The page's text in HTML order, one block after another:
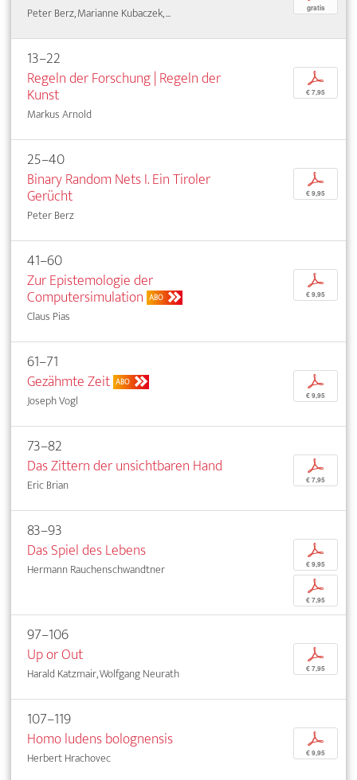
Peter Berz, Marianne Kubaczek, ... gratis
13–22
Regeln der Forschung | Regeln der
Kunst
Markus Arnold
p
€ 7,95
25–40
Binary Random Nets I. Ein Tiroler
Gerücht
Peter Berz
p
€ 9,95
41–60
Zur Epistemologie der
Computersimulation ABO
Claus Pias
p
€ 9,95
61–71
Gezähmte Zeit ABO
Joseph Vogl
p
€ 9,95
73–82
Das Zittern der unsichtbaren Hand
Eric Brian
p
€ 7,95
83–93
Das Spiel des Lebens
Hermann Rauchenschwandtner
p
€ 9,95
p
€ 7,95
97–106
Up or Out
Harald Katzmair, Wolfgang Neurath
p
€ 7,95
107–119
Homo ludens bolognensis
Herbert Hrachovec
p
€ 9,95